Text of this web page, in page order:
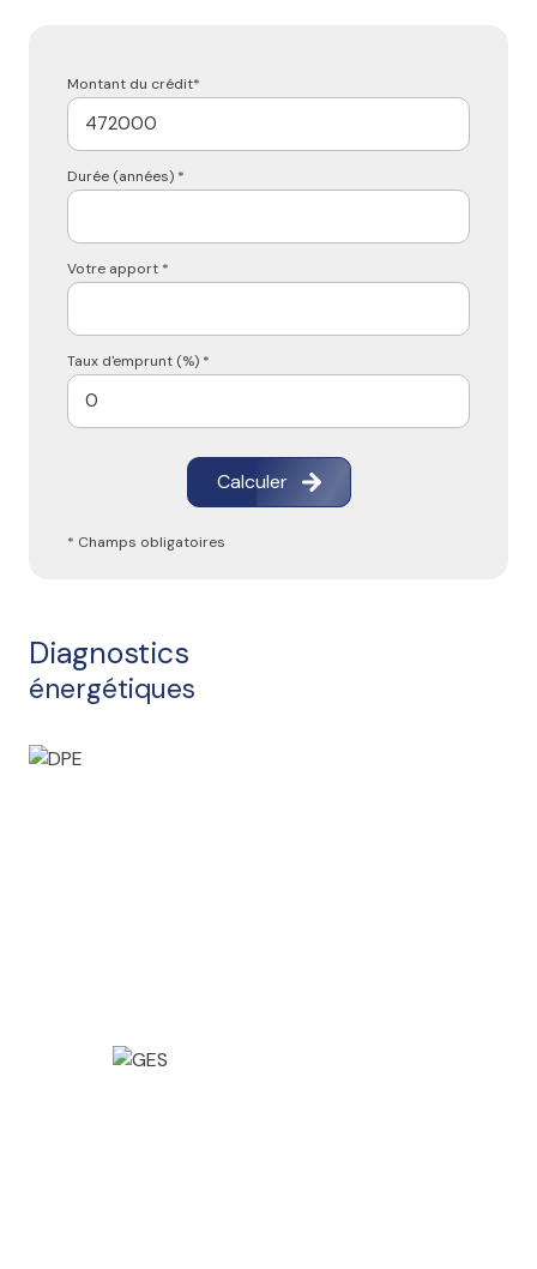
Montant du crédit*
Durée (années) *
Votre apport *
Taux d'emprunt (%) *
Calculer
* Champs obligatoires
Diagnostics
énergétiques